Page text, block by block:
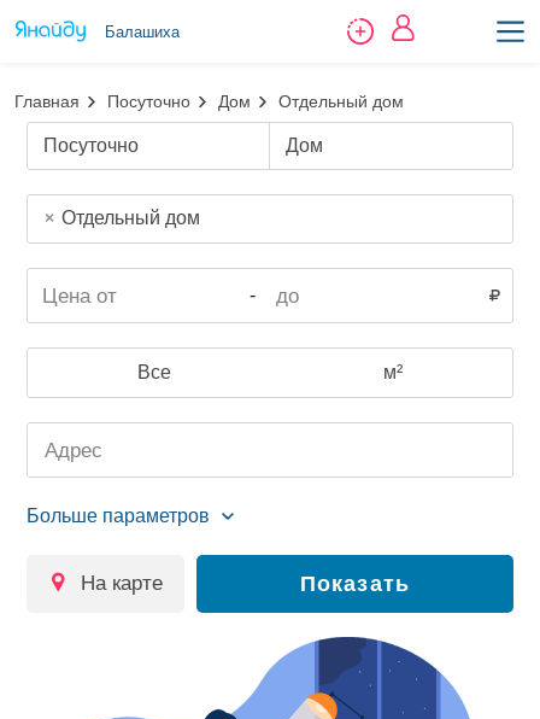
Балашиха
Главная Посуточно Дом Отдельный дом
Посуточно Дом
Отдельный дом
-
Все м²
на карте Показать